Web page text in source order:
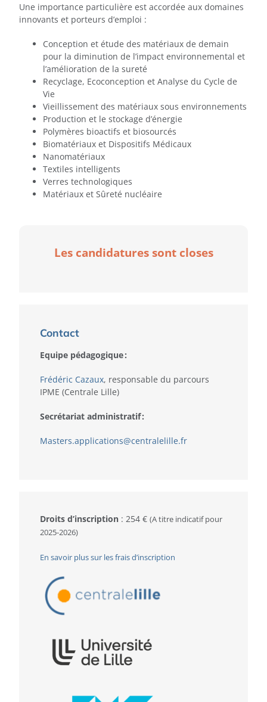
Une importance particulière est accordée aux domaines
innovants et porteurs d’emploi :
Conception et étude des matériaux de demain
pour la diminution de l’impact environnemental et
l’amélioration de la sureté
Recyclage, Ecoconception et Analyse du Cycle de
Vie
Vieillissement des matériaux sous environnements
Production et le stockage d’énergie
Polymères bioactifs et biosourcés
Biomatériaux et Dispositifs Médicaux
Nanomatériaux
Textiles intelligents
Verres technologiques
Matériaux et Sûreté nucléaire
Les candidatures sont closes
Contact
Equipe pédagogique :
Frédéric Cazaux, responsable du parcours
IPME (Centrale Lille)
Secrétariat administratif :
Masters.applications@centralelille.fr
Droits d’inscription: 254 € (A titre indicatif pour
2025-2026)
En savoir plus sur les frais d’inscription